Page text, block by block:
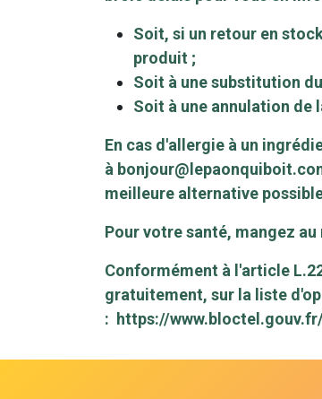
Soit, si un retour en
produit ;
Soit à une substitution
Soit à une annulation de
En cas d'allergie à un
à
meilleure alternative
Pour votre santé, mangez
Conformément à l'article
gratuitement, sur la liste
: https://